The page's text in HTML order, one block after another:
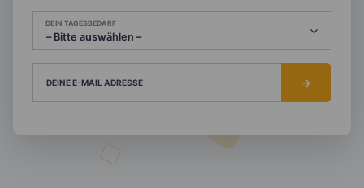
DEIN TAGESBEDARF
DEINE E-MAIL ADRESSE